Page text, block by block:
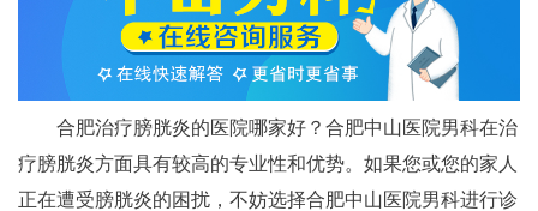
合肥治疗膀胱炎的医院哪家好？合肥中山医院男科在治
疗膀胱炎方面具有较高的专业性和优势。如果您或您的家人
正在遭受膀胱炎的困扰，不妨选择合肥中山医院男科进行诊